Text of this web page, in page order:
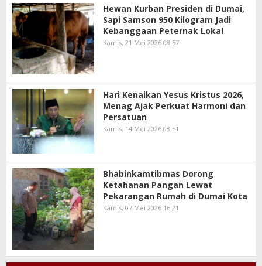
Hewan Kurban Presiden di Dumai,
Sapi Samson 950 Kilogram Jadi
Kebanggaan Peternak Lokal
Kamis, 21 Mei 2026 08:57
Hari Kenaikan Yesus Kristus 2026,
Menag Ajak Perkuat Harmoni dan
Persatuan
Kamis, 14 Mei 2026 08:51
Bhabinkamtibmas Dorong
Ketahanan Pangan Lewat
Pekarangan Rumah di Dumai Kota
Kamis, 07 Mei 2026 16:21